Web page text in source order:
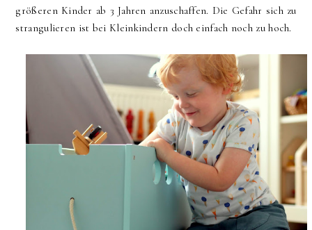
größeren Kinder ab 3 Jahren anzuschaffen. Die Gefahr sich zu
strangulieren ist bei Kleinkindern doch einfach noch zu hoch.